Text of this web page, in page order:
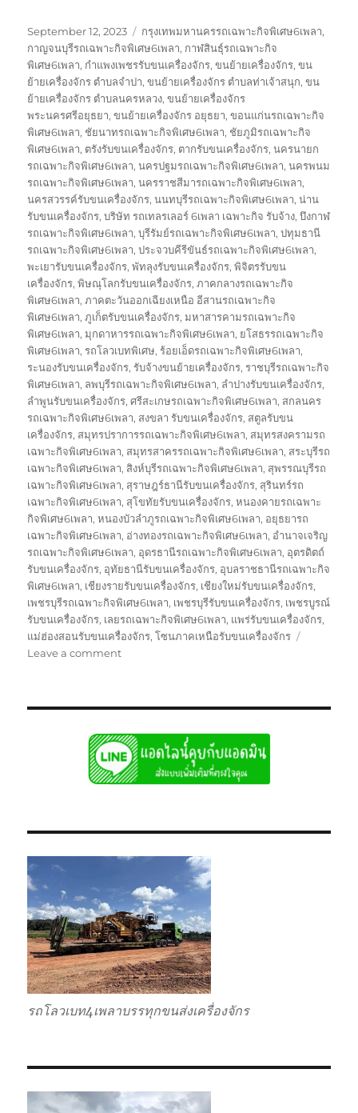
Posted
on
September 12, 2023 Tags
กรุงเทพมหานครรถเฉพาะกิจพิเศษ6เพลา,
กาญจนบุรีรถเฉพาะกิจพิเศษ6เพลา, กาฬสินธุ์รถเฉพาะกิจ
พิเศษ6เพลา, กำแพงเพชรรับขนเครื่องจักร,ขนย้ายเครื่องจักร,ขน
ย้ายเครื่องจักร ตำบลจำปา,ขนย้ายเครื่องจักร ตำบลท่าเจ้าสนุก,ขน
ย้ายเครื่องจักร ตำบลนครหลวง,ขนย้ายเครื่องจักร
พระนครศรีอยุธยา,ขนย้ายเครื่องจักร อยุธยา,ขอนแก่นรถเฉพาะกิจ
พิเศษ6เพลา, ชัยนาทรถเฉพาะกิจพิเศษ6เพลา, ชัยภูมิรถเฉพาะกิจ
พิเศษ6เพลา, ตรังรับขนเครื่องจักร, ตากรับขนเครื่องจักร,นครนายก
รถเฉพาะกิจพิเศษ6เพลา,นครปฐมรถเฉพาะกิจพิเศษ6เพลา,นครพนม
รถเฉพาะกิจพิเศษ6เพลา,นครราชสีมารถเฉพาะกิจพิเศษ6เพลา,
นครสวรรค์รับขนเครื่องจักร,นนทบุรีรถเฉพาะกิจพิเศษ6เพลา,น่าน
รับขนเครื่องจักร,บริษัท รถเทลรเลอร์ 6เพลา เฉพาะกิจ รับจ้าง,บึงกาฬ
รถเฉพาะกิจพิเศษ6เพลา,บุรีรัมย์รถเฉพาะกิจพิเศษ6เพลา,ปทุมธานี
รถเฉพาะกิจพิเศษ6เพลา,ประจวบคีรีขันธ์รถเฉพาะกิจพิเศษ6เพลา,
พะเยารับขนเครื่องจักร,พัทลุงรับขนเครื่องจักร,พิจิตรรับขน
เครื่องจักร,พิษณุโลกรับขนเครื่องจักร,ภาคกลางรถเฉพาะกิจ
พิเศษ6เพลา,ภาคตะวันออกเฉียงเหนือ อีสานรถเฉพาะกิจ
พิเศษ6เพลา,ภูเก็ตรับขนเครื่องจักร,มหาสารคามรถเฉพาะกิจ
พิเศษ6เพลา,มุกดาหารรถเฉพาะกิจพิเศษ6เพลา, ยโสธรรถเฉพาะกิจ
พิเศษ6เพลา,รถโลวเบทพิเศษ,ร้อยเอ็ดรถเฉพาะกิจพิเศษ6เพลา,
ระนองรับขนเครื่องจักร,รับจ้างขนย้ายเครื่องจักร,ราชบุรีรถเฉพาะกิจ
พิเศษ6เพลา, ลพบุรีรถเฉพาะกิจพิเศษ6เพลา, ลำปางรับขนเครื่องจักร,
ลำพูนรับขนเครื่องจักร,ศรีสะเกษรถเฉพาะกิจพิเศษ6เพลา, สกลนคร
รถเฉพาะกิจพิเศษ6เพลา, สงขลา รับขนเครื่องจักร, สตูลรับขน
เครื่องจักร, สมุทรปราการรถเฉพาะกิจพิเศษ6เพลา, สมุทรสงครามรถ
เฉพาะกิจพิเศษ6เพลา, สมุทรสาครรถเฉพาะกิจพิเศษ6เพลา, สระบุรีรถ
เฉพาะกิจพิเศษ6เพลา, สิงห์บุรีรถเฉพาะกิจพิเศษ6เพลา, สุพรรณบุรีรถ
เฉพาะกิจพิเศษ6เพลา, สุราษฎร์ธานีรับขนเครื่องจักร, สุรินทร์รถ
เฉพาะกิจพิเศษ6เพลา, สุโขทัยรับขนเครื่องจักร,หนองคายรถเฉพาะ
กิจพิเศษ6เพลา,หนองบัวลำภูรถเฉพาะกิจพิเศษ6เพลา, อยุธยารถ
เฉพาะกิจพิเศษ6เพลา, อ่างทองรถเฉพาะกิจพิเศษ6เพลา, อำนาจเจริญ
รถเฉพาะกิจพิเศษ6เพลา, อุดรธานีรถเฉพาะกิจพิเศษ6เพลา, อุตรดิตถ์
รับขนเครื่องจักร, อุทัยธานีรับขนเครื่องจักร, อุบลราชธานีรถเฉพาะกิจ
พิเศษ6เพลา, เชียงรายรับขนเครื่องจักร, เชียงใหม่รับขนเครื่องจักร,
เพชรบุรีรถเฉพาะกิจพิเศษ6เพลา, เพชรบุรีรับขนเครื่องจักร, เพชรบูรณ์
รับขนเครื่องจักร, เลยรถเฉพาะกิจพิเศษ6เพลา, แพร่รับขนเครื่องจักร,
แม่ฮ่องสอนรับขนเครื่องจักร,โซนภาคเหนือรับขนเครื่องจักร
Leave a commenton
รับ
ส่ง
ไป
แบบ
รวม
รถโลวเบท4เพลาบรรทุกขนส่งเครื่องจักร